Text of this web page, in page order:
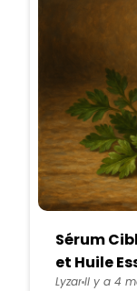
Sérum
et Huile
LyzarIl y a 4